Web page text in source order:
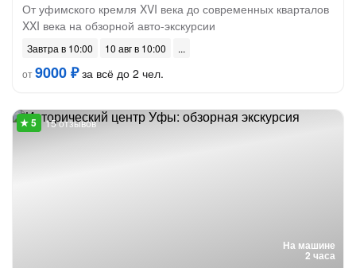
От уфимского кремля XVI века до современных кварталов
XXI века на обзорной авто-экскурсии
Завтра в 10:00
10 авг в 10:00
от9000 ₽за всё до 2 чел.
На машине
2 часа
15 отзывов